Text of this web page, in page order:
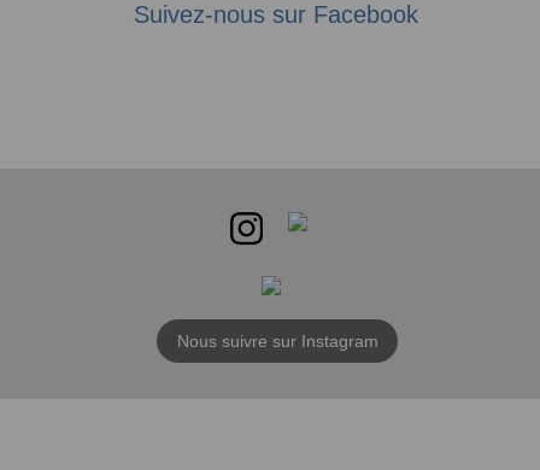
Suivez-nous sur Facebook
Nous suivre sur Instagram